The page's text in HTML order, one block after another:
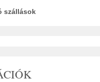
szállások